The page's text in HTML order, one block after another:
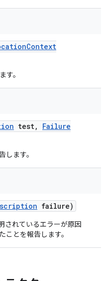
Context
す。
test,
Failure
します。
failure)
されているエラーが原因
ことを報告します。